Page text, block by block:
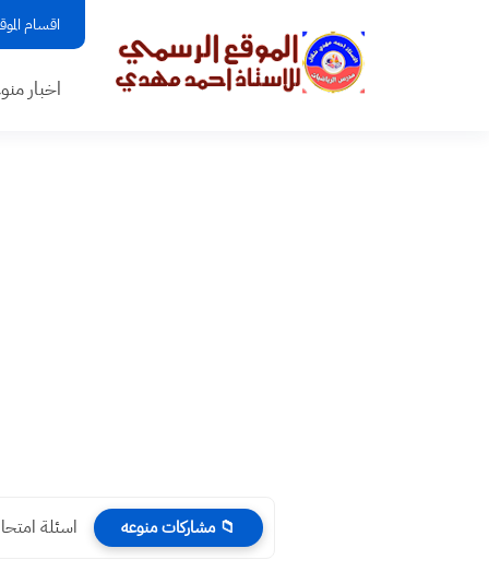
اقسام
اخبار
📁 مشاركات منوعه اسئلة